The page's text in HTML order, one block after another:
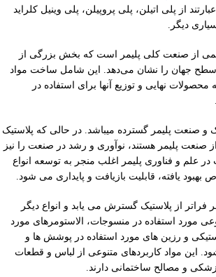
از پلی اتیلن، پلی پروپیلن، پلی وینیل کلراید
از صنعت کلی پلیمر است که بخش بزرگی از
سطح جهان را نشان می‌دهد. این شامل ساخت مواد
محصولات نهایی و توزیع آنها برای استفاده در
و صنعت پلیمر گسترده میباشد. در حالی که پلاستیک
صنعت پلیمر هستند، نوآوری و رشد در صنعت را نیز
علم و فناوری پلیمر اغلب منجر به توسعه انواع
بهبود یافته، قابلیت بازیافت و پایداری می شود.
فراتر از پلاستیک گسترش می یابد و انواع دیگر
مورد استفاده در منسوجات، الاستومرهای مورد
و رزین های مورد استفاده در پوشش ها و
این مواد کاربردهای متنوعی از لباس و قطعات
و مصالح ساختمانی دارند.